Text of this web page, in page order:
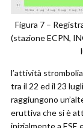
Figura 7 –
(stazione ECPN,
l’attività
tra il 22 ed il 23
raggiungono
eruttiva che si è
inizialmente a ESE